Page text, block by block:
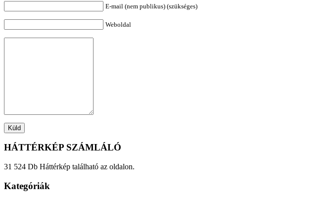
E-mail (nem publikus) (szükséges)
Weboldal
HÁTTÉRKÉP SZÁMLÁLÓ
31 524 Db Háttérkép található az oldalon.
Kategóriák